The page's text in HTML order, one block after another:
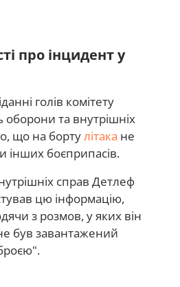
про інцидент у
голів комітету
оборони та внутрішніх
що на бортулітака не
інших боєприпасів.
справ Детлеф
цю інформацію,
з розмов, у яких він
був завантажений